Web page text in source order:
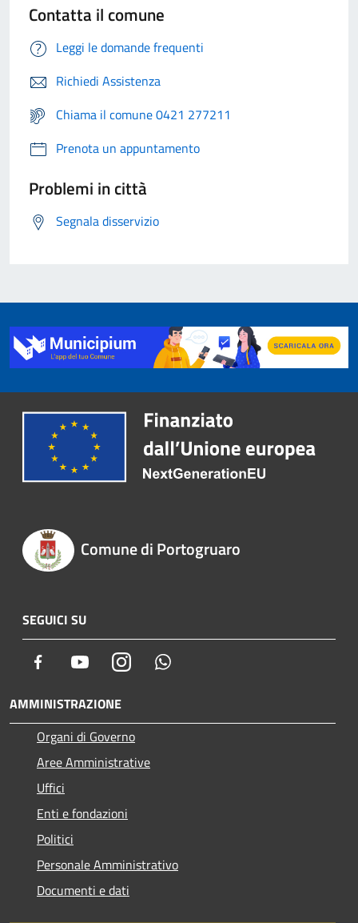
Contatta il comune
Leggi le domande frequenti
Richiedi Assistenza
Chiama il comune 0421 277211
Prenota un appuntamento
Problemi in città
Segnala disservizio
Comune di Portogruaro
SEGUICI SU
Facebook YoutubeInstagram
AMMINISTRAZIONE
Organi di Governo
Aree Amministrative
Uffici
Enti e fondazioni
Politici
Personale Amministrativo
Documenti e dati